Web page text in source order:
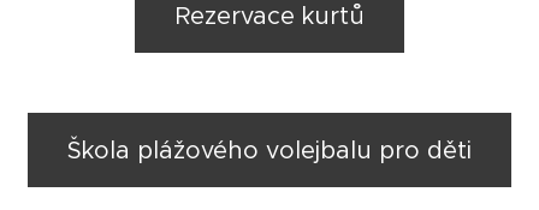
Rezervace kurtů
Škola plážového volejbalu pro děti